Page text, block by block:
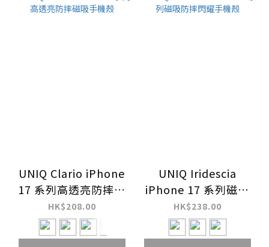
UNIQ Clario iPhone
17 系列高透亮防摔磁
吸手機殼
HK$208.00
UNIQ Iridescia
iPhone 17 系列磁吸
防摔閃耀手機殼
HK$238.00